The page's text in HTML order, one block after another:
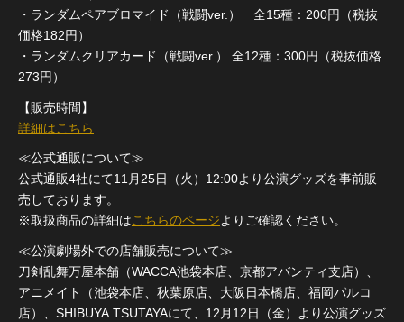
・ランダムペアブロマイド（戦闘ver.） 全15種：200円（税抜
価格182円）
・ランダムクリアカード（戦闘ver.） 全12種：300円（税抜価格
273円）
【販売時間】
詳細はこちら
≪公式通販について≫
公式通販4社にて11月25日（火）12:00より公演グッズを事前販
売しております。
※取扱商品の詳細はこちらのページよりご確認ください。
≪公演劇場外での店舗販売について≫
刀剣乱舞万屋本舗（WACCA池袋本店、京都アバンティ支店）、
アニメイト（池袋本店、秋葉原店、大阪日本橋店、福岡パルコ
店）、SHIBUYA TSUTAYAにて、12月12日（金）より公演グッズ